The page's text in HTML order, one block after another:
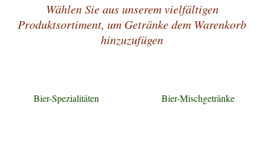
Unser Service
Wählen Sie aus unserem vielfältigen
Produktsortiment, um Getränke dem Warenkorb
hinzuzufügen
Bier-Spezialitäten Bier-Mischgetränke